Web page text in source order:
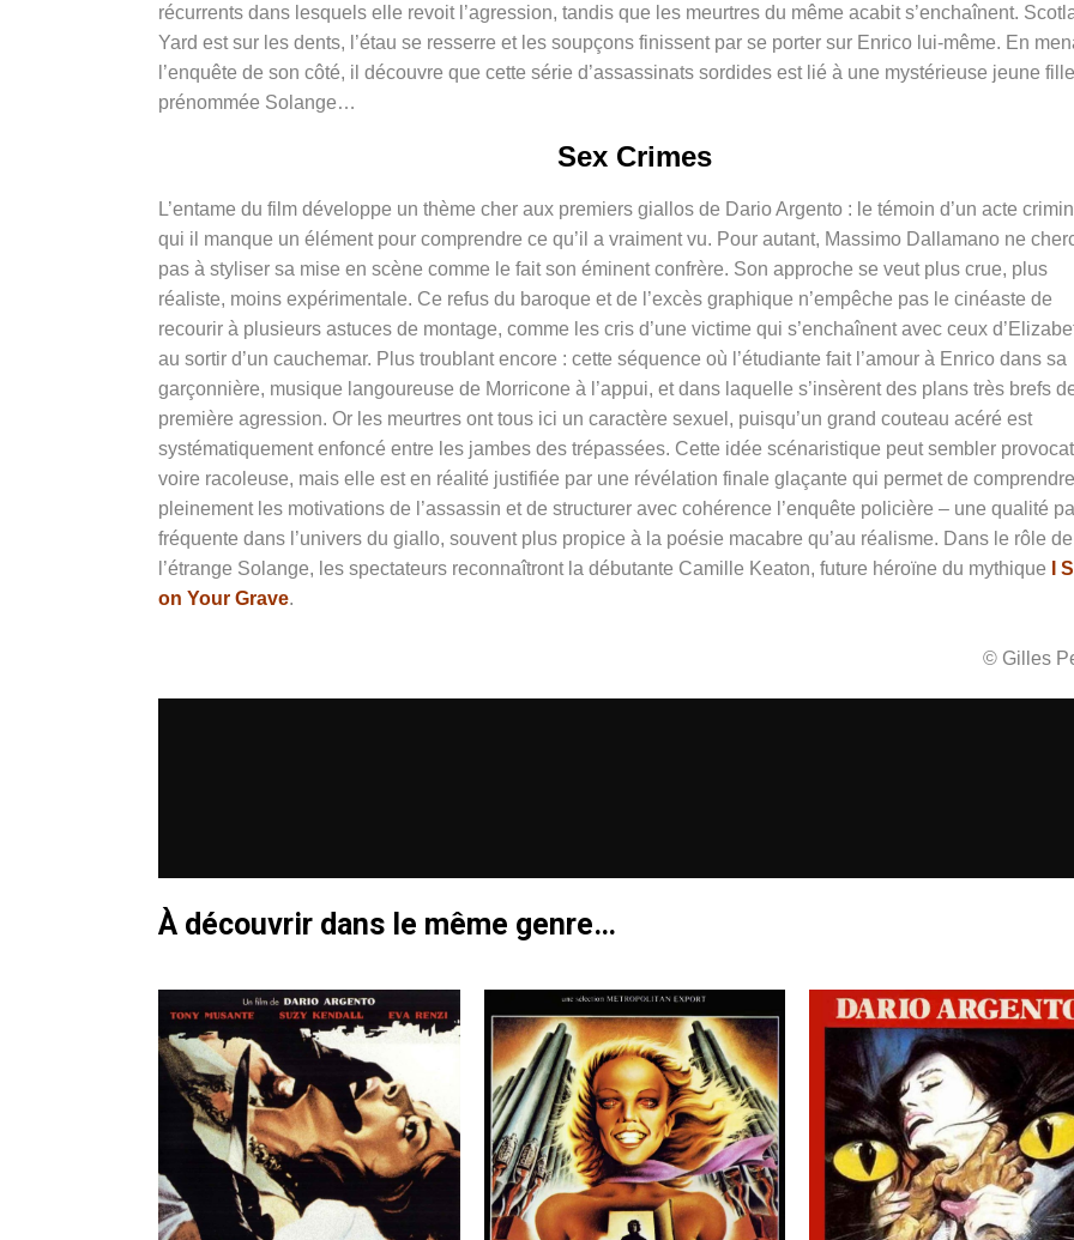
récurrents dans lesquels elle revoit l’agression, tandis que les meurtres du même acabit s’enchaînent.
Yard est sur les dents, l’étau se resserre et les soupçons finissent par se porter sur Enrico lui-même. En
l’enquête de son côté, il découvre que cette série d’assassinats sordides est lié à une mystérieuse jeune fille
prénommée Solange…
Sex Crimes
L’entame du film développe un thème cher aux premiers giallos de Dario Argento : le témoin d’un acte
qui il manque un élément pour comprendre ce qu’il a vraiment vu. Pour autant, Massimo Dallamano ne
pas à styliser sa mise en scène comme le fait son éminent confrère. Son approche se veut plus crue, plus
réaliste, moins expérimentale. Ce refus du baroque et de l’excès graphique n’empêche pas le cinéaste de
recourir à plusieurs astuces de montage, comme les cris d’une victime qui s’enchaînent avec ceux
au sortir d’un cauchemar. Plus troublant encore : cette séquence où l’étudiante fait l’amour à Enrico dans sa
garçonnière, musique langoureuse de Morricone à l’appui, et dans laquelle s’insèrent des plans très brefs
première agression. Or les meurtres ont tous ici un caractère sexuel, puisqu’un grand couteau acéré est
systématiquement enfoncé entre les jambes des trépassées. Cette idée scénaristique peut sembler
voire racoleuse, mais elle est en réalité justifiée par une révélation finale glaçante qui permet de comprendre
pleinement les motivations de l’assassin et de structurer avec cohérence l’enquête policière – une qualité
fréquente dans l’univers du giallo, souvent plus propice à la poésie macabre qu’au réalisme. Dans le rôle de
l’étrange Solange, les spectateurs reconnaîtront la débutante Camille Keaton, future héroïne du mythique
I
on Your Grave.
© Gilles
À découvrir dans le même genre…